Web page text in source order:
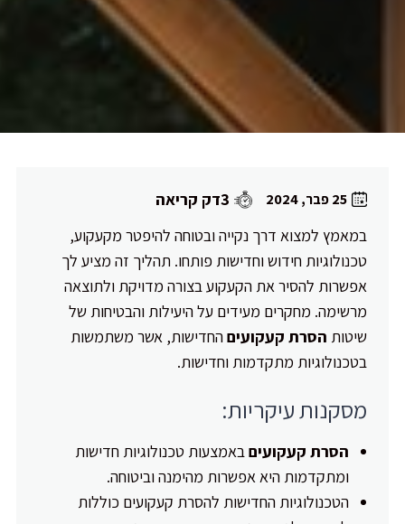
25 פבר, 2024
3דק קריאה
במאמץ למצוא דרך נקייה ובטוחה להיפטר מקעקוע,
טכנולוגיות חידוש וחדישות פותחו. תהליך זה מציע לך
אפשרות להסיר את הקעקוע בצורה מדויקת ולתוצאה
מרשימה. מחקרים מעידים על היעילות והבטיחות של
שיטות הסרת קעקועיםהחדישות, אשר משתמשות
בטכנולוגיות מתקדמות וחדישות.
מסקנות עיקריות:
הסרת קעקועיםבאמצעות טכנולוגיות חדישות
ומתקדמות היא אפשרות מהימנה וביטוחה.
הטכנולוגיות החדישות להסרת קעקועים כוללות